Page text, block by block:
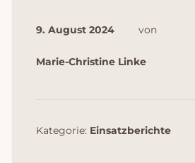
9. August 2024 von
Marie-Christine Linke
Kategorie: Einsatzberichte